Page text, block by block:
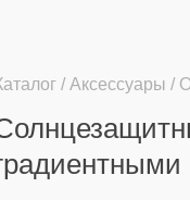
Аксессуары